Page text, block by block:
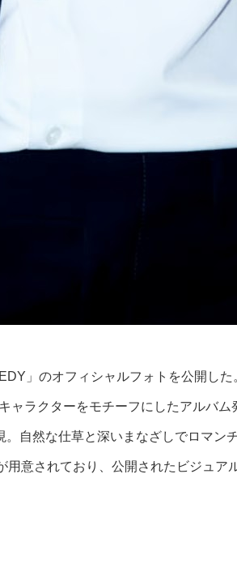
」のオフィシャルフォトを公開した
ラクターをモチーフにしたアルバム
自然な仕草と深いまなざしでロマン
意されており、公開されたビジュア